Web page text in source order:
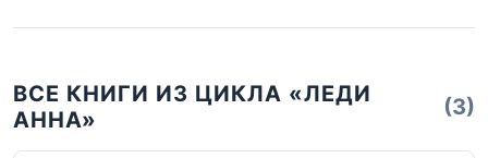
ВСЕ КНИГИ ИЗ ЦИКЛА «ЛЕДИ
АННА»
(3)